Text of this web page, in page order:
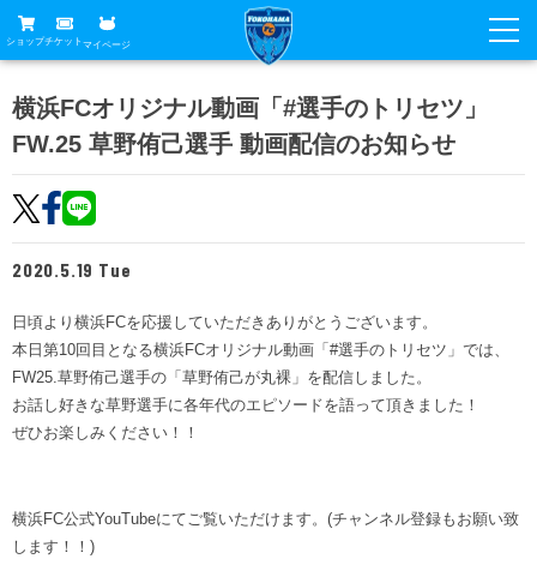
ショップチケット マイページ
グッズ
ホームタウン
トップチーム
試合
アカデミー
試合
試合日程
チケット
チケットガイド
席種・価格表
チケット購入方法
販売スケジュール
Buy Ticket Here
チーム
選手・スタッフ
スケジュール
練習見学について
観戦ガイド
横浜FC観戦ガイド
試合会場アクセス
クラブ
ヒストリー
横浜FC公式オンラインショップ
クラブメンバー
アカデミー
横浜FCオリジナル動画「#選手のトリセツ」
FW.25 草野侑己選手 動画配信のお知らせ
2020.5.19 Tue
日頃より横浜FCを応援していただきありがとうございます。
本日第10回目となる横浜FCオリジナル動画「#選手のトリセツ」では、
FW25.草野侑己選手の「草野侑己が丸裸」を配信しました。
お話し好きな草野選手に各年代のエピソードを語って頂きました！
ぜひお楽しみください！！
横浜FC公式YouTubeにてご覧いただけます。(チャンネル登録もお願い致
します！！)